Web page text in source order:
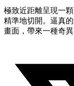
極致近距離呈現一
精準地切開。逼真
畫面，帶來一種奇